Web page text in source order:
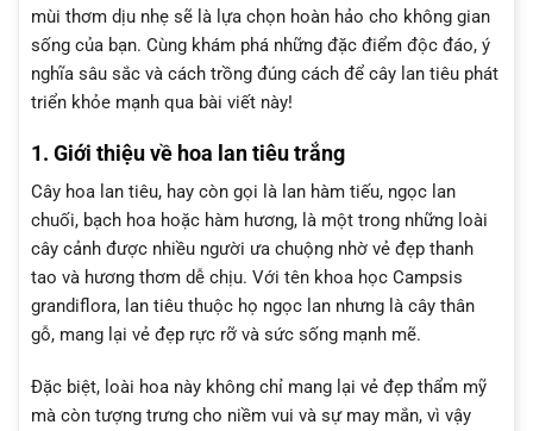
mùi thơm dịu nhẹ sẽ là lựa chọn hoàn hảo cho không gian
sống của bạn. Cùng khám phá những đặc điểm độc đáo, ý
nghĩa sâu sắc và cách trồng đúng cách để cây lan tiêu phát
triển khỏe mạnh qua bài viết này!
1. Giới thiệu về hoa lan tiêu trắng
Cây hoa lan tiêu, hay còn gọi là lan hàm tiếu, ngọc lan
chuối, bạch hoa hoặc hàm hương, là một trong những loài
cây cảnh được nhiều người ưa chuộng nhờ vẻ đẹp thanh
tao và hương thơm dễ chịu. Với tên khoa học Campsis
grandiflora, lan tiêu thuộc họ ngọc lan nhưng là cây thân
gỗ, mang lại vẻ đẹp rực rỡ và sức sống mạnh mẽ.
Đặc biệt, loài hoa này không chỉ mang lại vẻ đẹp thẩm mỹ
mà còn tượng trưng cho niềm vui và sự may mắn, vì vậy